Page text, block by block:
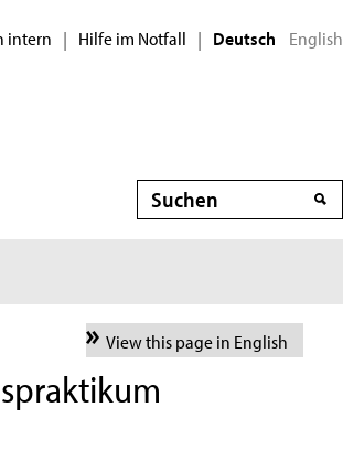
intern | Hilfe im Notfall | Deutsch English
Suche
View this page in English